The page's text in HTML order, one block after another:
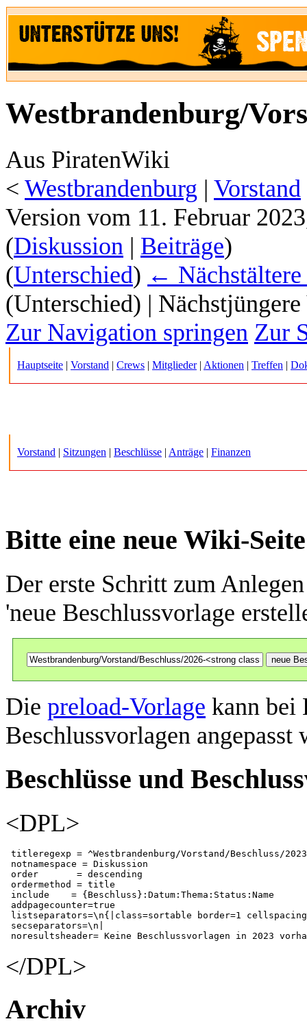
Westbrandenburg/
Aus PiratenWiki
< Westbrandenburg ‎ | Vorstand
Version vom 11. Februar
(Diskussion | Beiträge)
(Unterschied) ← Nächstältere
(Unterschied) |
Zur Navigation springen Zur
Hauptseite | Vorstand | Crews | Mitglieder| Aktionen | Treffen |
Vorstand | Sitzungen | Beschlüsse | Anträge | Finanzen
Bitte eine neue Wiki-
Der erste Schritt zum
'neue Beschlussvorlage
Die preload-Vorlage kann
Beschlussvorlagen angepasst
Beschlüsse und
<DPL>
titleregexp = ^Westbrandenburg/Vorstand/Beschluss/
notnamespace = Diskussion
order       = descending
ordermethod = title
include    = {Beschluss}:Datum:Thema:Status:Name
addpagecounter=true
listseparators=\n{|class=sortable border=1
secseparators=\n|
</DPL>
Archiv